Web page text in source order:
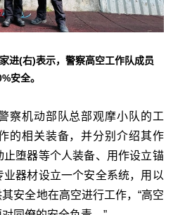
进(右)表示，警察高空工作队成员
安全。
察机动部队总部观摩小队的工
的相关装备，并分别介绍其作
堕器等个人装备、用作设立锚
器材设立一个安全系统，用以
安全地在高空进行工作，“高空